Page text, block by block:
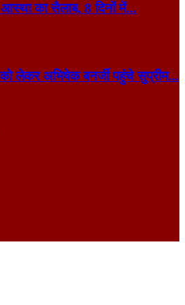
का सैलाब, 8 दिनों में...
लेकर अभिषेक बनर्जी पहुंचे सुप्रीम...